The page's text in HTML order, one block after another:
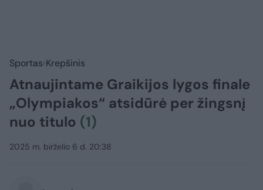
Sportas Krepšinis
Atnaujintame Graikijos lygos finale
„Olympiakos“ atsidūrė per žingsnį
nuo titulo (1)
2025 m. birželio 6 d. 20:38